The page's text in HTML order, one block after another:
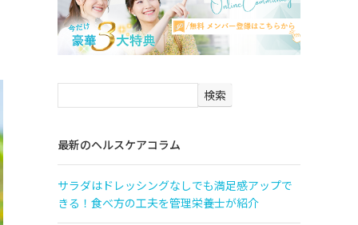
検索
最新のヘルスケアコラム
サラダはドレッシングなしでも満足感アップで
きる！食べ方の工夫を管理栄養士が紹介